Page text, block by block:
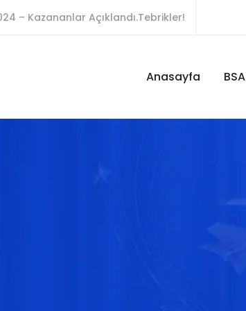
– Kazananlar Açıklandı.Tebrikler!
Anasayfa BSA